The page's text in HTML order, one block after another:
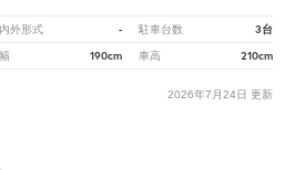
外形式 - 駐車台数 3台
190cm 車高 210cm
2026年7月24日 更新